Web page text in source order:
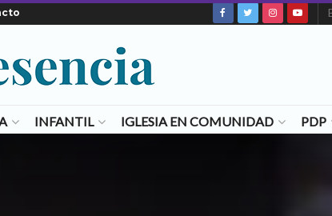
INFANTIL IGLESIA EN COMUNIDAD PDP